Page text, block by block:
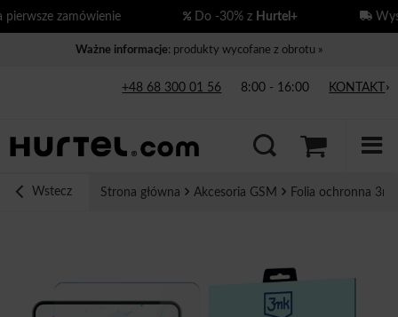
zamówienie Do -30% zHurtel+
Ważne informacje: produkty wycofane z obrotu »
+48 68 300 01 56 8:00 - 16:00 KONTAKT
Wstecz Strona główna Akcesoria GSM Folia ochronna